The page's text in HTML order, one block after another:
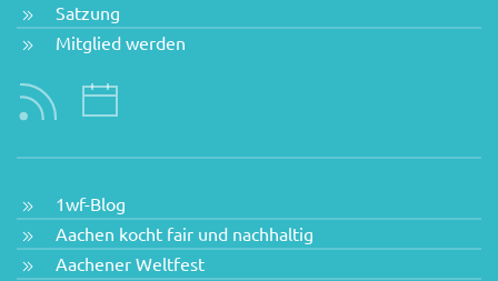
Satzung
Mitglied werden
1wf-Blog
Aachen kocht fair und nachhaltig
Aachener Weltfest